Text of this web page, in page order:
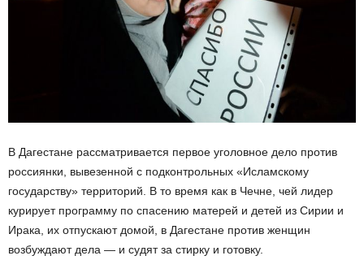
В Дагестане рассматривается первое уголовное дело против
россиянки, вывезенной с подконтрольных «Исламскому
государству» территорий. В то время как в Чечне, чей лидер
курирует программу по спасению матерей и детей из Сирии и
Ирака, их отпускают домой, в Дагестане против женщин
возбуждают дела — и судят за стирку и готовку.